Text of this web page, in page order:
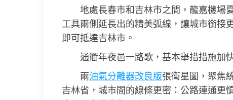
地處長春市和吉林市之間，龍嘉機場
工具兩側延長出的精美弧線，讓城市銜接
即可抵達吉林市。
通衢年夜邑一路歌，基本舉措措施加
兩油氣分離器改良版張衛星圖，聚焦
吉林省，城市間的線條更密：公路連通更